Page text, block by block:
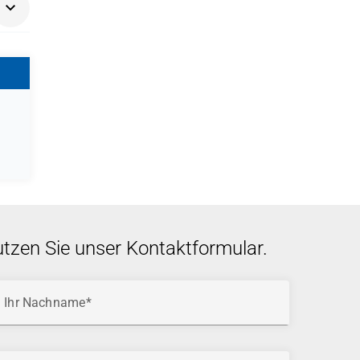
Sie unser Kontaktformular.
Ihr Nachname